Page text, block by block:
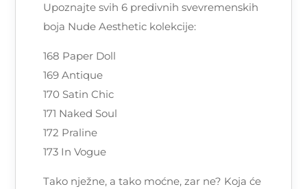
Upoznajte svih 6 predivnih svevremenskih
boja Nude Aesthetic kolekcije:
168 Paper Doll
169 Antique
170 Satin Chic
171 Naked Soul
172 Praline
173 In Vogue
Tako nježne, a tako moćne, zar ne? Koja će